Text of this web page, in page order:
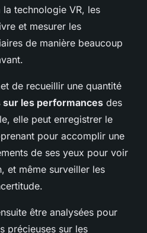
technologie VR, les
et mesurer les
de manière beaucoup
de recueillir une quantité
sur les performances des
elle peut enregistrer le
pour accomplir une
de ses yeux pour voir
et même surveiller les
être analysées pour
précieuses sur les